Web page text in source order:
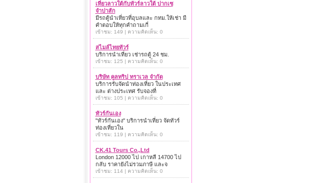
เที่ยวลาวใต้กับทัวร์ลาวใต้ ปากเซ
จำปาสัก
มีรถตู้นำเที่ยวที่อุบลและ กทม.ให้เช่า มี
คำตอบให้ทุกคำถามเกี่
เข้าชม: 149 | ความคิดเห็น: 0
สไมล์ไทยทัวร์
บริการนำเที่ยว เช่ารถตู้ 24 ชม.
เข้าชม: 125 | ความคิดเห็น: 0
บริษัท คูลทริป ทราเวล จำกัด
บริการรับจัดนำท่องเที่ยว ในประเทศ
และ ต่างประเทศ รับจองที่
เข้าชม: 105 | ความคิดเห็น: 0
ทัวร์กันเอง
"ทัวร์กันเอง" บริการนำเที่ยว จัดทัวร์
ท่องเที่ยวใน
เข้าชม: 119 | ความคิดเห็น: 0
CK.41 Tours Co.,Ltd
London 12000 ไป เกาหลี 14700 ไป
กลับ ราคายังไม่รวมภาษี และจ
เข้าชม: 114 | ความคิดเห็น: 0